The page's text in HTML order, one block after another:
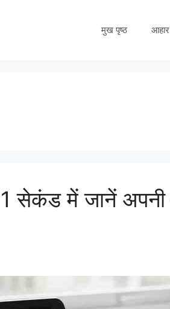
मुख पृष्ठ
सेकंड में जानें अपनी